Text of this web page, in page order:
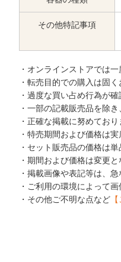
その他特記事項
・オンラインストアでは
・転売目的での購入は固
・過度な買い占め行為が
・一部の記載販売品を除
・正確な掲載に努めてお
・特売期間および価格は
・セット販売品の価格は
・期間および価格は変更
・掲載画像や表記等は、
・ご利用の環境によって
・その他ご不明な点など